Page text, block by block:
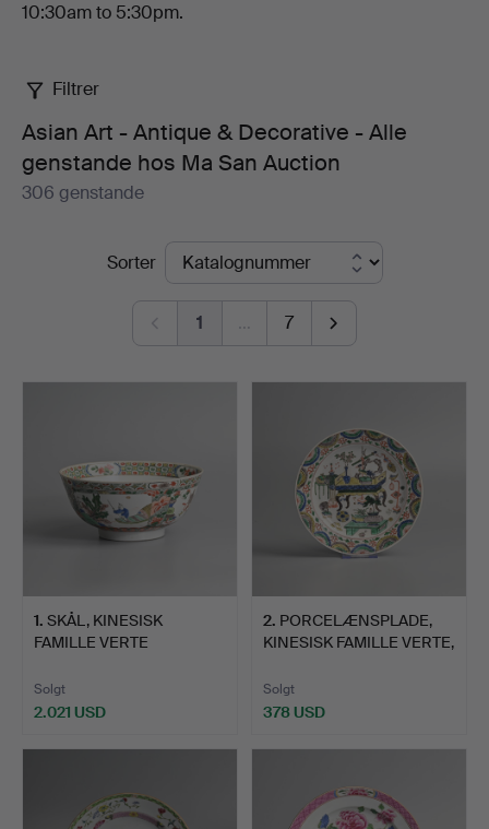
10:30am to 5:30pm.
Filtrer
Asian Art - Antique & Decorative - Alle
genstande hos Ma San Auction
306 genstande
Igangværende
Sorter
1 … 7
1. SKÅL, KINESISK
FAMILLE VERTE
Solgt
2.021 USD
2. PORCELÆNSPLADE,
KINESISK FAMILLE VERTE,
Solgt
378 USD